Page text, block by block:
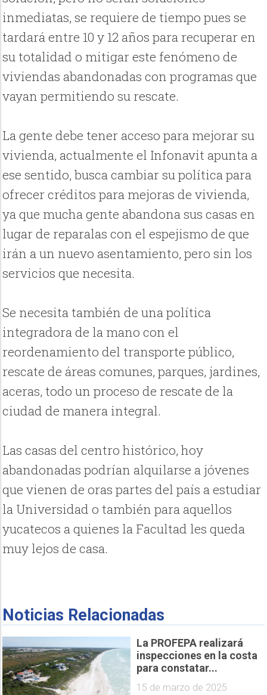
inmediatas, se requiere de tiempo pues se
tardará entre 10 y 12 años para recuperar en
su totalidad o mitigar este fenómeno de
viviendas abandonadas con programas que
vayan permitiendo su rescate.
La gente debe tener acceso para mejorar su
vivienda, actualmente el Infonavit apunta a
ese sentido, busca cambiar su política para
ofrecer créditos para mejoras de vivienda,
ya que mucha gente abandona sus casas en
lugar de reparalas con el espejismo de que
irán a un nuevo asentamiento, pero sin los
servicios que necesita.
Se necesita también de una política
integradora de la mano con el
reordenamiento del transporte público,
rescate de áreas comunes, parques, jardines,
aceras, todo un proceso de rescate de la
ciudad de manera integral.
Las casas del centro histórico, hoy
abandonadas podrían alquilarse a jóvenes
que vienen de oras partes del país a estudiar
la Universidad o también para aquellos
yucatecos a quienes la Facultad les queda
muy lejos de casa.
Noticias Relacionadas
La PROFEPA realizará
inspecciones en la costa
para constatar...
15 de marzo de 2025